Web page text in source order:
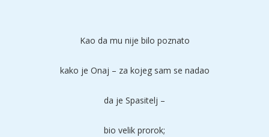
Kao da mu nije bilo poznato
kako je Onaj – za kojeg sam se nadao
da je Spasitelj –
bio velik prorok;